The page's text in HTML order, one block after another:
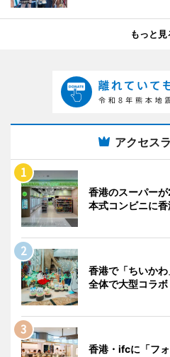
もっと見
アクセス
香港のスーパー
本式コンビニに
香港で「ちいか
全体で大型コラボ
香港・ifcに「フ